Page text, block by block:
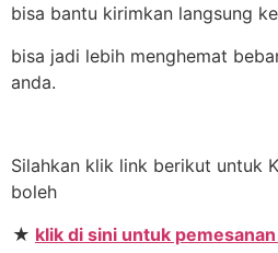
bisa bantu kirimkan langsung
bisa jadi lebih menghemat
anda.
Silahkan klik link berikut untuk
boleh
★ klik di sini untuk